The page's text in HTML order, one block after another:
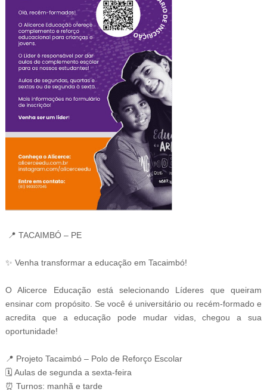
📍 TACAIMBÓ – PE
✨ Venha transformar a educação em Tacaimbó!
O Alicerce Educação está selecionando Líderes que queiram
ensinar com propósito. Se você é universitário ou recém-formado e
acredita que a educação pode mudar vidas, chegou a sua
oportunidade!
📍 Projeto Tacaimbó – Polo de Reforço Escolar
🗓 Aulas de segunda a sexta-feira
⏰ Turnos: manhã e tarde